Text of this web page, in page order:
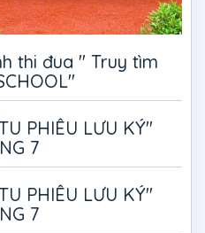
thi đua " Truy tìm
PHIÊU LƯU KÝ"
7
PHIÊU LƯU KÝ"
7